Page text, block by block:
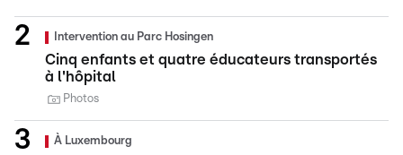
Intervention au Parc Hosingen
Cinq enfants et quatre éducateurs transportés
à l'hôpital
Photos
À Luxembourg